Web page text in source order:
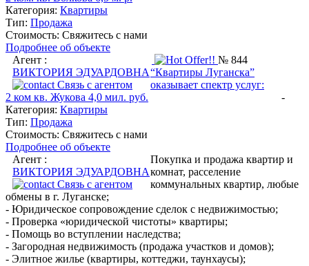
Категория: Квартиры
Тип: Продажа
Стоимость: Свяжитесь с нами
Подробнее об объекте
Агент :
ВИКТОРИЯ ЭДУАРДОВНА
Связь с агентом
№ 844
2 ком кв. Жукова 4,0 мил. руб.
Категория: Квартиры
Тип: Продажа
Стоимость: Свяжитесь с нами
Подробнее об объекте
Агент :
ВИКТОРИЯ ЭДУАРДОВНА
Связь с агентом
“Квартиры Луганска”
оказывает спектр услуг:
-
Покупка и продажа квартир и
комнат, расселение
коммунальных квартир, любые
обмены в г. Луганске;
- Юридическое сопровождение сделок с недвижимостью;
- Проверка «юридической чистоты» квартиры;
- Помощь во вступлении наследства;
- Загородная недвижимость (продажа участков и домов);
- Элитное жилье (квартиры, коттеджи, таунхаусы);